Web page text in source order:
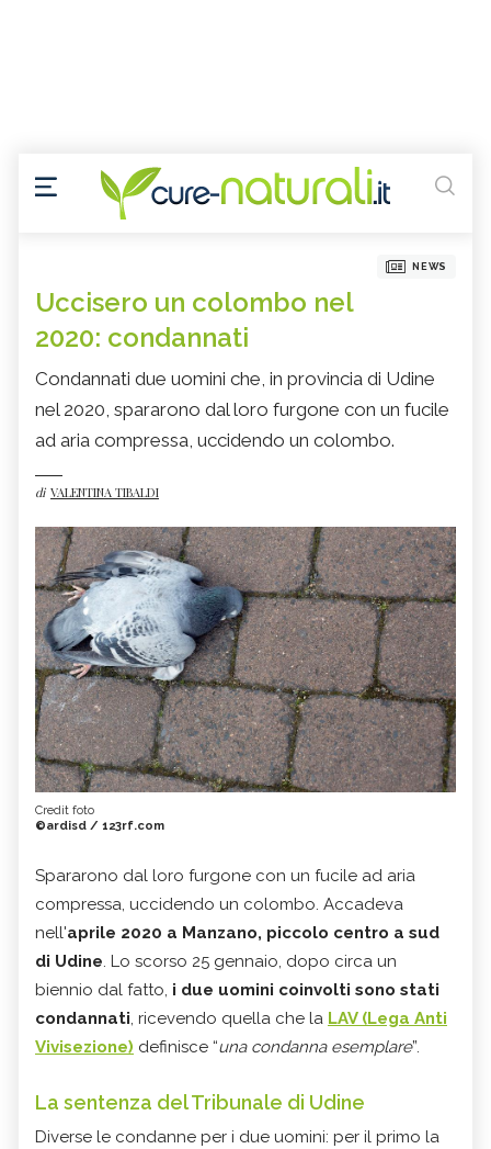
NEWS
Uccisero un colombo nel
2020: condannati
Condannati due uomini che, in provincia di Udine
nel 2020, spararono dal loro furgone con un fucile
ad aria compressa, uccidendo un colombo.
di VALENTINA TIBALDI
Credit foto
©ardisd / 123rf.com
Spararono dal loro furgone con un fucile ad aria
compressa, uccidendo un colombo. Accadeva
nell'aprile 2020 a Manzano, piccolo centro a sud
di Udine. Lo scorso 25 gennaio, dopo circa un
biennio dal fatto, i due uomini coinvolti sono stati
condannati, ricevendo quella che la LAV (Lega Anti
Vivisezione) definisce “una condanna esemplare”.
La sentenza del Tribunale di Udine
Diverse le condanne per i due uomini: per il primo la